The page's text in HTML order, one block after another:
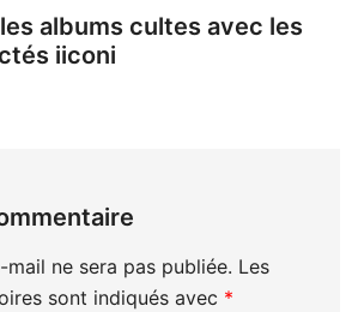
albums cultes avec les
iiconi
ne sera pas publiée. Les
sont indiqués avec *